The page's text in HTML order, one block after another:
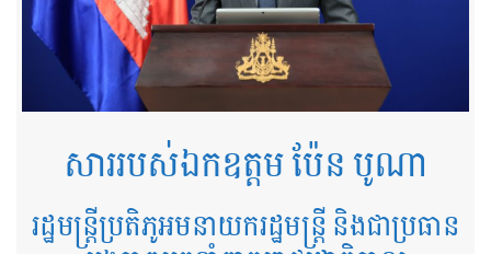
សាររបស់ឯកឧត្តម ប៉ែន បូណា
រដ្ឋមន្ត្រីប្រតិភូអមនាយករដ្ឋមន្ត្រី និងជាប្រធាន